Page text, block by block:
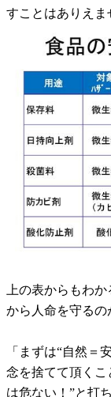
すことはありえま
上の表からもわ
から人命を守るの
「まずは“自然＝
念を捨てて頂くこ
は危ない！”と打